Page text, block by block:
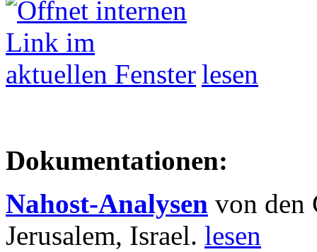
lesen
Dokumentationen:
Nahost-Analysen von den
Jerusalem, Israel. lesen